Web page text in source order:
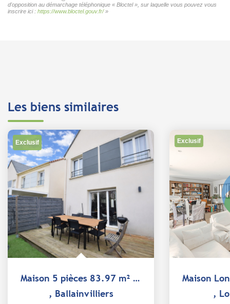
d'opposition au démarchage téléphonique « Bloctel », sur laquelle vous pouvez vous
inscrire ici : https://www.bloctel.gouv.fr/»
Les biens similaires
Exclusif
Maison 5 pièces 83.97 m² commune de BALLAINVILLIERS
, Ballainvilliers
Exclusif
,